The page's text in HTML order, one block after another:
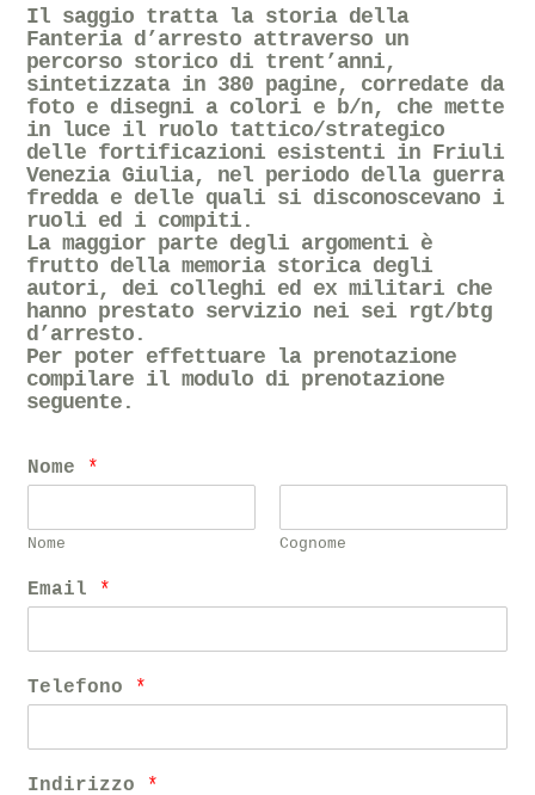
Il saggio tratta la storia della
Fanteria d’arresto attraverso un
percorso storico di trent’anni,
sintetizzata in 380 pagine, corredate da
foto e disegni a colori e b/n, che mette
in luce il ruolo tattico/strategico
delle fortificazioni esistenti in Friuli
Venezia Giulia, nel periodo della guerra
fredda e delle quali si disconoscevano i
ruoli ed i compiti.
La maggior parte degli argomenti è
frutto della memoria storica degli
autori, dei colleghi ed ex militari che
hanno prestato servizio nei sei rgt/btg
d’arresto.
Per poter effettuare la prenotazione
compilare il modulo di prenotazione
seguente.
Nome *
Nome Cognome
Email *
Telefono *
Indirizzo *